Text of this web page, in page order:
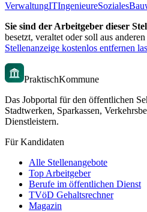
VerwaltungITIngenieureSoziales
Sie sind der Arbeitgeber dieser
besetzt, veraltet oder soll aus
Stellenanzeige kostenlos entfernen
PraktischKommune
Das Jobportal für den öffentlichen
Stadtwerken, Sparkassen,
Dienstleistern.
Für Kandidaten
Alle Stellenangebote
Top Arbeitgeber
Berufe im öffentlichen Dienst
TVöD Gehaltsrechner
Magazin